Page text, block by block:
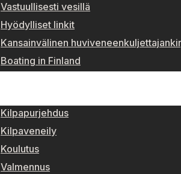
Vastuullisesti vesillä
Hyödylliset linkit
Kansainvälinen
Boating in Finland
Kilpapurjehdus
Kilpaveneily
Koulutus
Valmennus